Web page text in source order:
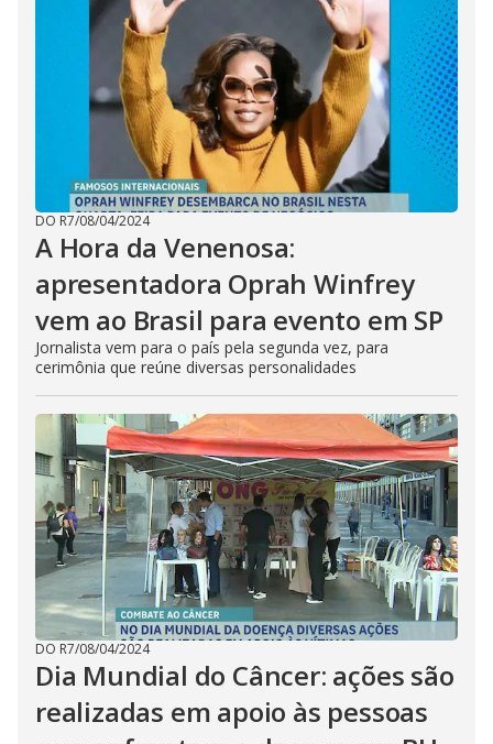
DO R7/08/04/2024
A Hora da Venenosa:
apresentadora Oprah Winfrey
vem ao Brasil para evento em SP
Jornalista vem para o país pela segunda vez, para
cerimônia que reúne diversas personalidades
DO R7/08/04/2024
Dia Mundial do Câncer: ações são
realizadas em apoio às pessoas